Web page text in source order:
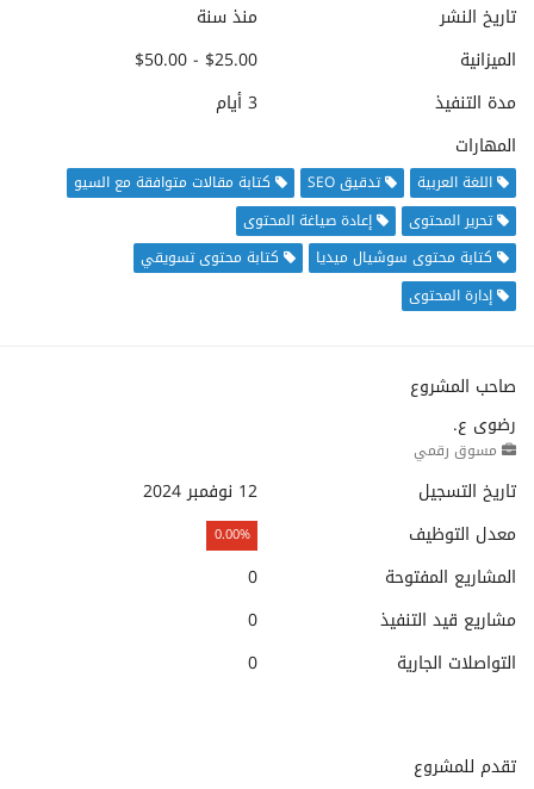
تاريخ النشر
منذ سنة
الميزانية
$25.00 - $50.00
مدة التنفيذ
3 أيام
المهارات
اللغة العربية تدقيق SEO
كتابة مقالات متوافقة مع السيو
تحرير المحتوى
إعادة صياغة المحتوى
كتابة محتوى سوشيال ميديا
كتابة محتوى تسويقي
إدارة المحتوى
صاحب المشروع
رضوى ع.
مسوق رقمي
تاريخ التسجيل
12 نوفمبر 2024
معدل التوظيف
0.00%
المشاريع المفتوحة
0
مشاريع قيد التنفيذ
0
التواصلات الجارية
0
تقدم للمشروع